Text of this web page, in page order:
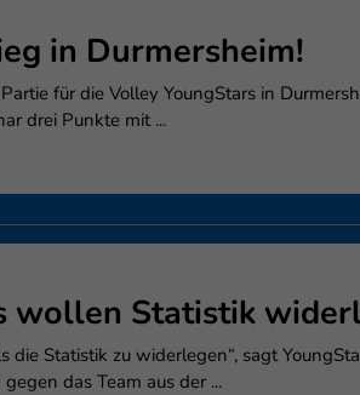
in Durmersheim!
für die Volley YoungStars in
drei Punkte mit ...
wollen Statistik
die Statistik zu widerlegen“, sagt
das Team aus der ...